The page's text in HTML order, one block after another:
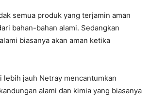
semua produk yang terjamin aman
bahan-bahan alami. Sedangkan
biasanya akan aman ketika
lebih jauh Netray mencantumkan
alami dan kimia yang biasanya